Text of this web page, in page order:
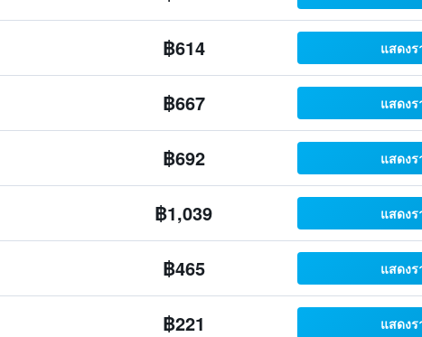
฿614 แสดงร
฿667 แสดงร
฿692 แสดงร
฿1,039 แสดงร
฿465 แสดงร
฿221 แสดงร